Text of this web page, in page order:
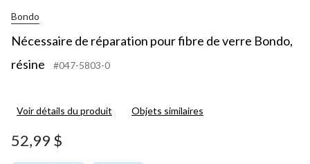
Bondo
Nécessaire de réparation pour fibre de verre Bondo,
résine
#047-5803-0
Voir détails du produit Objets similaires
52,99 $